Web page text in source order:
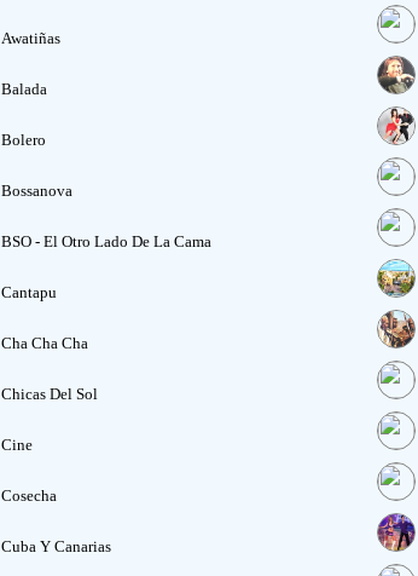
Awatiñas
Balada
Bolero
Bossanova
BSO - El Otro Lado De La Cama
Cantapu
Cha Cha Cha
Chicas Del Sol
Cine
Cosecha
Cuba Y Canarias